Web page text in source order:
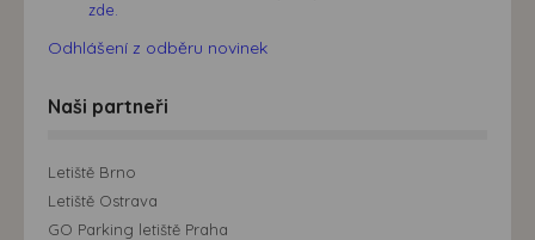
zde.
Odhlášení z odběru novinek
Naši partneři
Letiště Brno
Letiště Ostrava
GO Parking letiště Praha